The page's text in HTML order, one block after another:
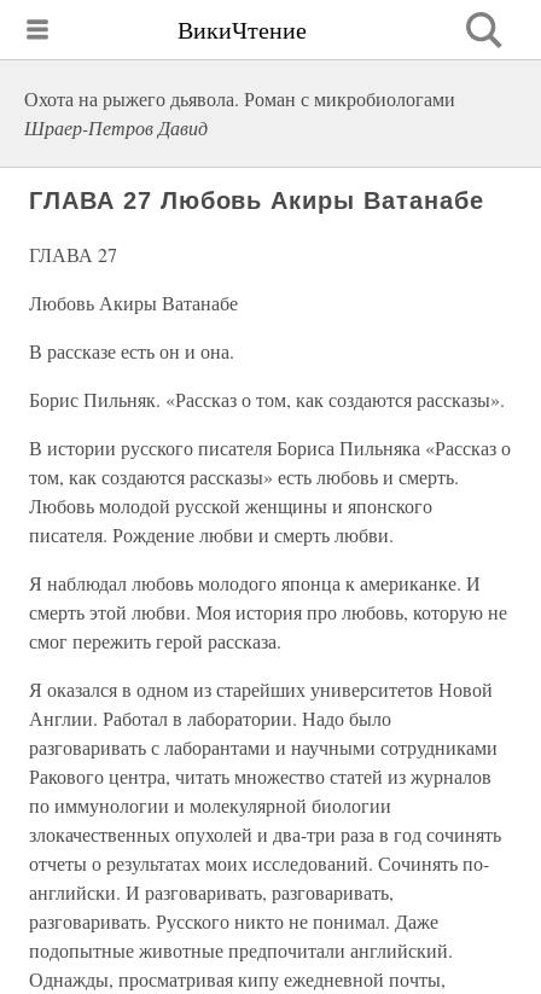
ВикиЧтение
Охота на рыжего дьявола. Роман с микробиологами
Шраер-Петров Давид
ГЛАВА 27 Любовь Акиры Ватанабе
ГЛАВА 27
Любовь Акиры Ватанабе
В рассказе есть он и она.
Борис Пильняк. «Рассказ о том, как создаются рассказы».
В истории русского писателя Бориса Пильняка «Рассказ о
том, как создаются рассказы» есть любовь и смерть.
Любовь молодой русской женщины и японского
писателя. Рождение любви и смерть любви.
Я наблюдал любовь молодого японца к американке. И
смерть этой любви. Моя история про любовь, которую не
смог пережить герой рассказа.
Я оказался в одном из старейших университетов Новой
Англии. Работал в лаборатории. Надо было
разговаривать с лаборантами и научными сотрудниками
Ракового центра, читать множество статей из журналов
по иммунологии и молекулярной биологии
злокачественных опухолей и два-три раза в год сочинять
отчеты о результатах моих исследований. Сочинять по-
английски. И разговаривать, разговаривать,
разговаривать. Русского никто не понимал. Даже
подопытные животные предпочитали английский.
Однажды, просматривая кипу ежедневной почты,